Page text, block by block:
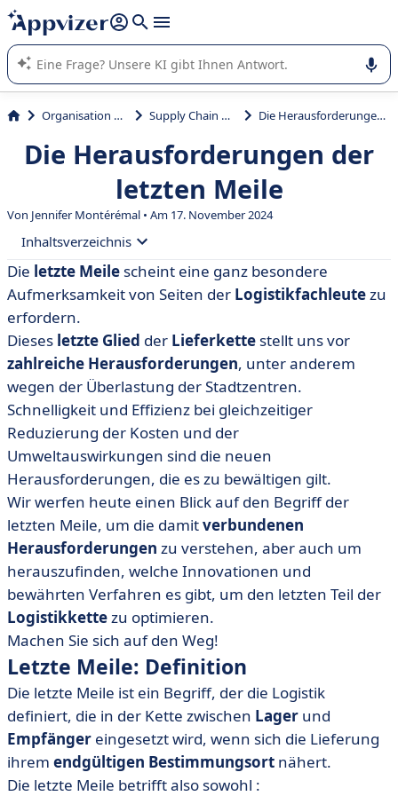
beantworten (mehrere Zeilen mit
Die KI von Appvizer führt Sie bei der Nutzung oder Auswahl
von SaaS-Software in Unternehmen.
Organisation und Planung Supply Chain Management Die Herausforderungen der letzten Meile
Die Herausforderungen der
letzten Meile
Von Jennifer Montérémal • Am 17. November 2024
Inhaltsverzeichnis
• Letzte Meile: Definition
• Die Herausforderungen der Logistik auf der letzten
Meile
• Letzte Meile: Innovationen und neue Praktiken als
Retter in der Not
Die letzte Meile scheint eine ganz besondere
Aufmerksamkeit von Seiten der Logistikfachleutezu
erfordern.
Dieses letzte Glied der Lieferkette stellt uns vor
zahlreiche Herausforderungen, unter anderem
wegen der Überlastung der Stadtzentren.
Schnelligkeit und Effizienz bei gleichzeitiger
Reduzierung der Kosten und der
Umweltauswirkungen sind die neuen
Herausforderungen, die es zu bewältigen gilt.
Wir werfen heute einen Blick auf den Begriff der
letzten Meile, um die damitverbundenen
Herausforderungen zu verstehen, aber auch um
herauszufinden, welche Innovationen und
bewährten Verfahren es gibt, um den letzten Teil der
Logistikkettezu optimieren.
Machen Sie sich auf den Weg!
Letzte Meile: Definition
Die letzte Meile ist ein Begriff, der die Logistik
definiert, die in der Kette zwischen Lager und
Empfänger eingesetzt wird, wenn sich die Lieferung
ihrem endgültigen Bestimmungsort nähert.
Die letzte Meile betrifft also sowohl :